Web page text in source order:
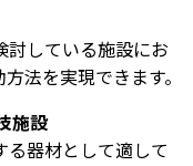
討している施設にお
法を実現できます。
施設
る器材として適して